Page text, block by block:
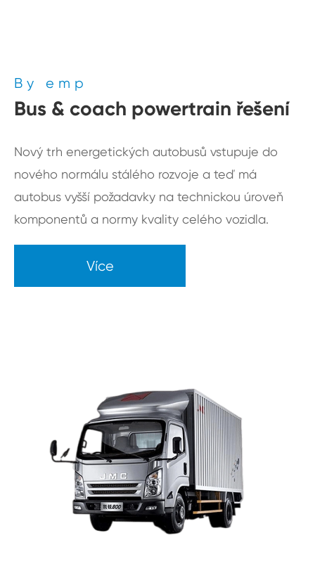
By emp
Bus & coach powertrain řešení
Nový trh energetických autobusů vstupuje do
nového normálu stálého rozvoje a teď má
autobus vyšší požadavky na technickou úroveň
komponentů a normy kvality celého vozidla.
Více